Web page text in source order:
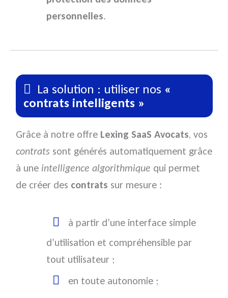
personnelles.
La solution : utiliser nos «
contrats intelligents »
Grâce à notre offre Lexing SaaS Avocats, vos
contratssont générés automatiquement grâce
à une intelligence algorithmique qui permet
de créer des contrats sur mesure :
à partir d’une interface simple
d’utilisation et compréhensible par
tout utilisateur ;
en toute autonomie ;